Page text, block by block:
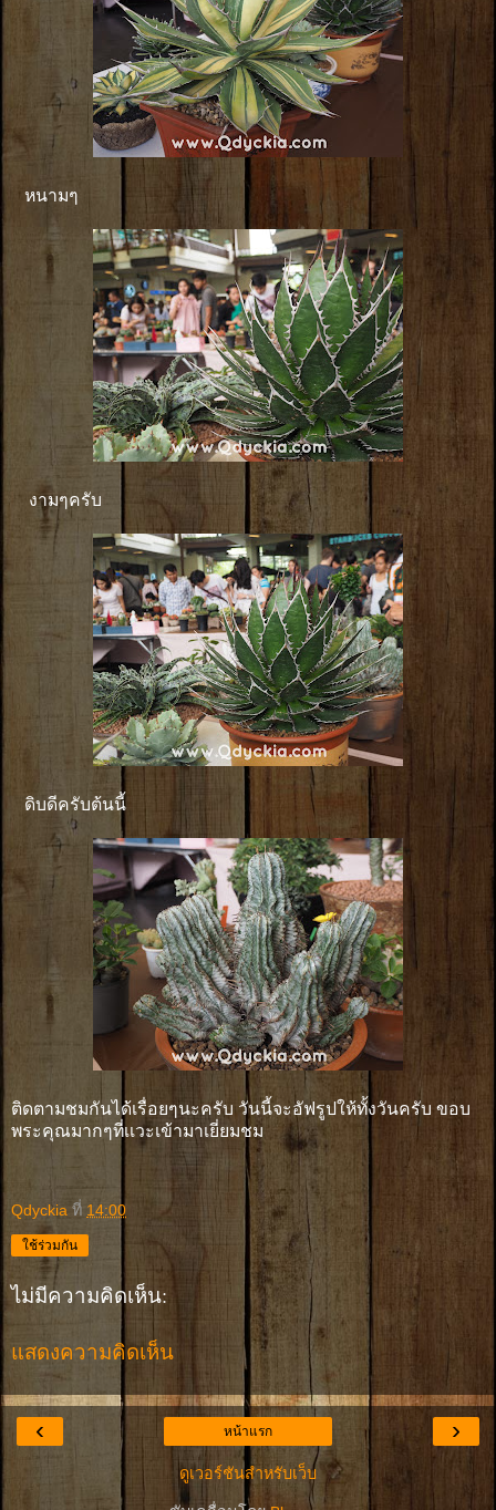
หนามๆ
งามๆครับ
ดิบดีครับต้นนี้
ติดตามชมกันได้เรื่อยๆนะครับ วันนี้จะอัฟรูปให้ทั้งวันครับ ขอบ
พระคุณมากๆที่เเวะเข้ามาเยี่ยมชม
Qdyckia ที่ 14:00
ใช้ร่วมกัน
ไม่มีความคิดเห็น:
แสดงความคิดเห็น
‹ ›
หน้าแรก
ดูเวอร์ชันสำหรับเว็บ